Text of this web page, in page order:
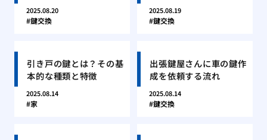
2025.08.20
鍵交換
2025.08.19
鍵交換
引き戸の鍵とは？その基
本的な種類と特徴
2025.08.14
家
出張鍵屋さんに車の鍵作
成を依頼する流れ
2025.08.14
鍵交換